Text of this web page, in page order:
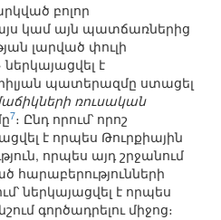
բոլոր
կամ այն պատճառներից
լարված փուլի
է
պատերազմը ստացել
ռուսական
7։ Ընդ որում՝ որոշ
է որպես Թուրքիային
որպես այդ շրջանում
հարաբերությունների
ներկայացվել է որպես
գործադրելու միջոց։